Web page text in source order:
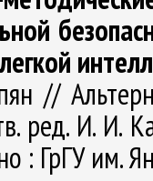
//
ред. И. И.
: ГрГУ им.